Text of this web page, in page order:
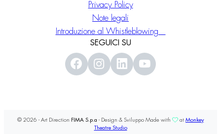
Privacy Policy
Note legali
Introduzione al Whistleblowing
SEGUICI SU
© 2026 - Art Direction FIMA S.p.a - Design & Sviluppo Made with at Monkey
Theatre Studio